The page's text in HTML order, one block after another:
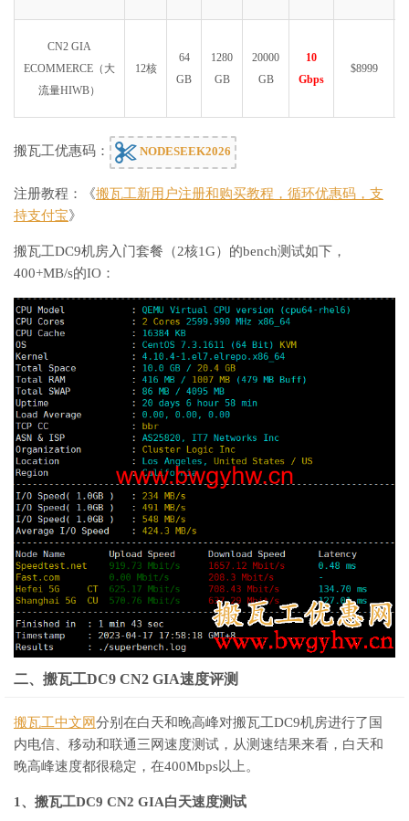
CN2 GIA
ECOMMERCE（大
流量HIWB）
12核
64
GB
1280
GB
20000
GB
10
Gbps
$8999
搬瓦工优惠码： NODESEEK2026
注册教程：《搬瓦工新用户注册和购买教程，循环优惠码，支
持支付宝》
搬瓦工DC9机房入门套餐（2核1G）的bench测试如下，
400+MB/s的IO：
二、搬瓦工DC9 CN2 GIA速度评测
搬瓦工中文网分别在白天和晚高峰对搬瓦工DC9机房进行了国
内电信、移动和联通三网速度测试，从测速结果来看，白天和
晚高峰速度都很稳定，在400Mbps以上。
1、搬瓦工DC9 CN2 GIA白天速度测试